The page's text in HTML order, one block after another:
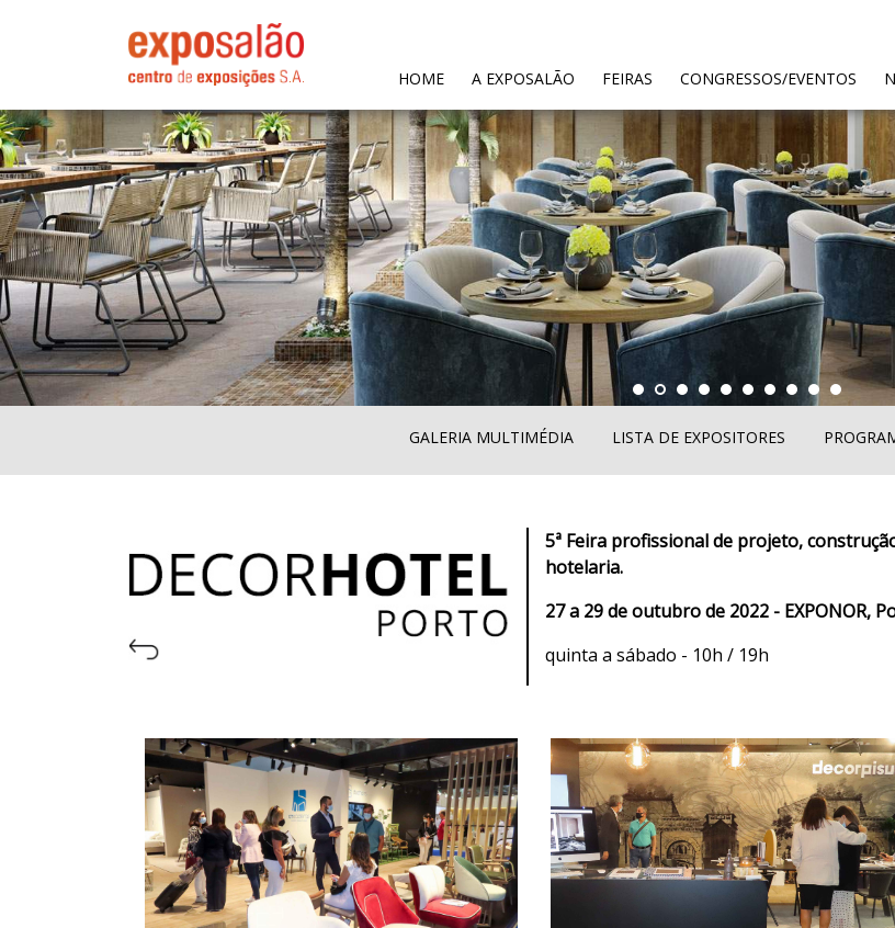
HOME(CURRENT)
A EXPOSALÃO FEIRAS CONGRESSOS/EVENTOS
GALERIA MULTIMÉDIA LISTA DE EXPOSITORES
5ª Feira profissional de projeto,
hotelaria.
27 a 29 de outubro de 2022 - EXPONOR,
quinta a sábado - 10h / 19h